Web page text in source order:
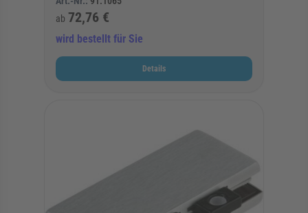
ab 72,76 €
wird bestellt für Sie
Details